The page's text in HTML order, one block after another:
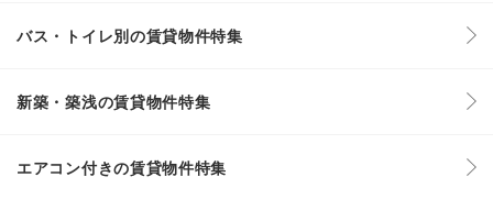
バス・トイレ別の賃貸物件特集
新築・築浅の賃貸物件特集
エアコン付きの賃貸物件特集